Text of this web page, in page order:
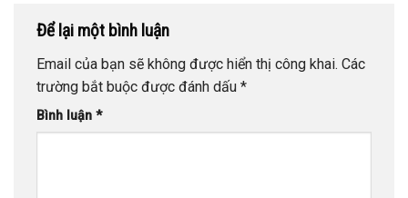
Để lại một bình luận
Email của bạn sẽ không được hiển thị công khai. Các
trường bắt buộc được đánh dấu *
Bình luận *